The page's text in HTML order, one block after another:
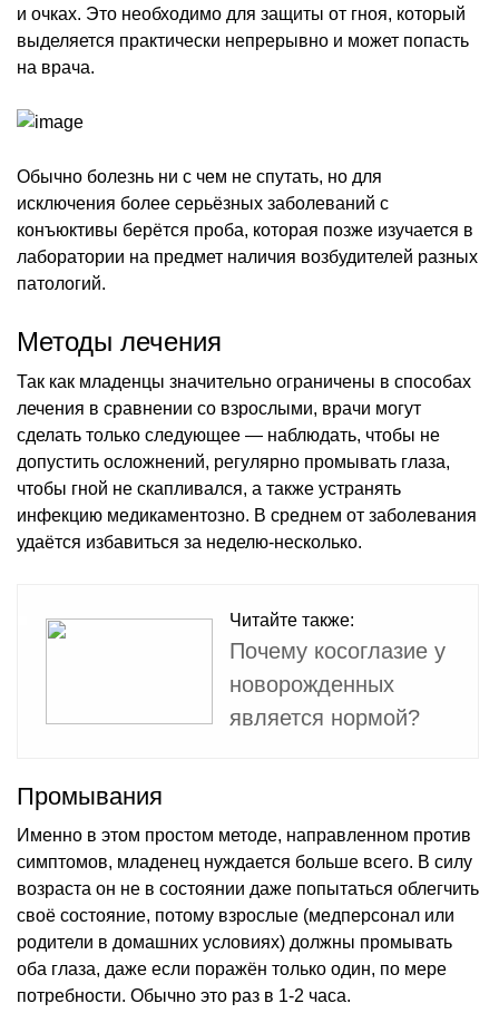
и очках. Это необходимо для защиты от гноя, который
выделяется практически непрерывно и может попасть
на врача.
Обычно болезнь ни с чем не спутать, но для
исключения более серьёзных заболеваний с
конъюктивы берётся проба, которая позже изучается в
лаборатории на предмет наличия возбудителей разных
патологий.
Методы лечения
Так как младенцы значительно ограничены в способах
лечения в сравнении со взрослыми, врачи могут
сделать только следующее — наблюдать, чтобы не
допустить осложнений, регулярно промывать глаза,
чтобы гной не скапливался, а также устранять
инфекцию медикаментозно. В среднем от заболевания
удаётся избавиться за неделю-несколько.
Читайте также:
Почему косоглазие у
новорожденных
является нормой?
Промывания
Именно в этом простом методе, направленном против
симптомов, младенец нуждается больше всего. В силу
возраста он не в состоянии даже попытаться облегчить
своё состояние, потому взрослые (медперсонал или
родители в домашних условиях) должны промывать
оба глаза, даже если поражён только один, по мере
потребности. Обычно это раз в 1-2 часа.